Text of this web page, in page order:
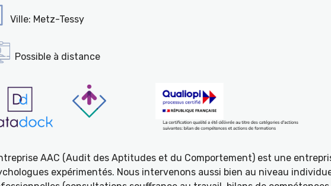
Ville: Metz-Tessy
Possible à distance
AAC (Audit des Aptitudes et du Comportement) est une
expérimentés. Nous intervenons aussi bien au niveau